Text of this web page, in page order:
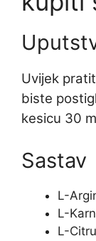
Uvijek
biste
kesicu 30
Sastav
L-
L-
L-